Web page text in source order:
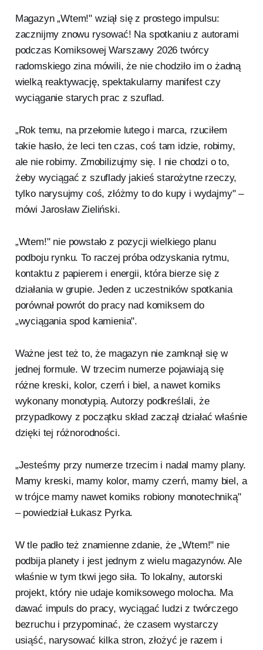
Magazyn „Wtem!" wziął się z prostego impulsu:
zacznijmy znowu rysować! Na spotkaniu z autorami
podczas Komiksowej Warszawy 2026 twórcy
radomskiego zina mówili, że nie chodziło im o żadną
wielką reaktywację, spektakularny manifest czy
wyciąganie starych prac z szuflad.
„Rok temu, na przełomie lutego i marca, rzuciłem
takie hasło, że leci ten czas, coś tam idzie, robimy,
ale nie robimy. Zmobilizujmy się. I nie chodzi o to,
żeby wyciągać z szuflady jakieś starożytne rzeczy,
tylko narysujmy coś, złóżmy to do kupy i wydajmy" –
mówi Jarosław Zieliński.
„Wtem!" nie powstało z pozycji wielkiego planu
podboju rynku. To raczej próba odzyskania rytmu,
kontaktu z papierem i energii, która bierze się z
działania w grupie. Jeden z uczestników spotkania
porównał powrót do pracy nad komiksem do
„wyciągania spod kamienia".
Ważne jest też to, że magazyn nie zamknął się w
jednej formule. W trzecim numerze pojawiają się
różne kreski, kolor, czerń i biel, a nawet komiks
wykonany monotypią. Autorzy podkreślali, że
przypadkowy z początku skład zaczął działać właśnie
dzięki tej różnorodności.
„Jesteśmy przy numerze trzecim i nadal mamy plany.
Mamy kreski, mamy kolor, mamy czerń, mamy biel, a
w trójce mamy nawet komiks robiony monotechniką"
– powiedział Łukasz Pyrka.
W tle padło też znamienne zdanie, że „Wtem!" nie
podbija planety i jest jednym z wielu magazynów. Ale
właśnie w tym tkwi jego siła. To lokalny, autorski
projekt, który nie udaje komiksowego molocha. Ma
dawać impuls do pracy, wyciągać ludzi z twórczego
bezruchu i przypominać, że czasem wystarczy
usiąść, narysować kilka stron, złożyć je razem i